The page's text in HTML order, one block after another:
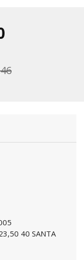
40 SANTA